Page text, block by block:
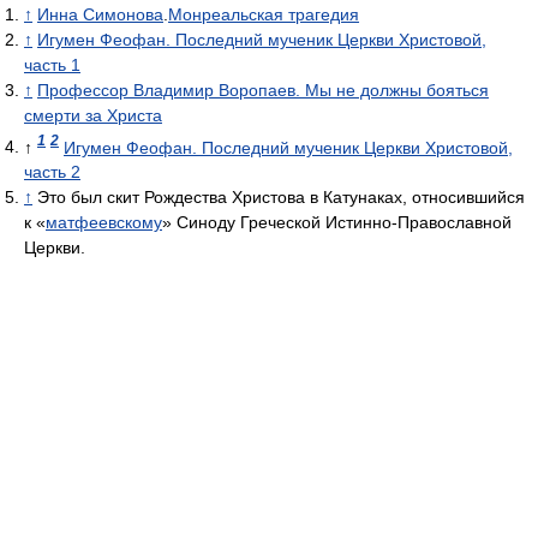
↑ Инна Симонова Монреальская трагедия
↑ Игумен Феофан. Последний мученик Церкви Христовой,
часть 1
↑ Профессор Владимир Воропаев. Мы не должны бояться
смерти за Христа
↑ 1 2 Игумен Феофан. Последний мученик Церкви Христовой,
часть 2
↑ Это был скит Рождества Христова в Катунаках, относившийся
к «матфеевскому» Синоду Греческой Истинно-Православной
Церкви.